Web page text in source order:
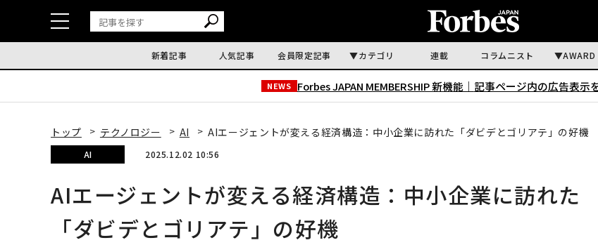
新着記事 人気記事 会員限定記事 カテゴリ 連載 コラムニスト AWARD
NEWS Forbes JAPAN MEMBERSHIP 新機能｜ 記事ページ内の広告表示
トップ テクノロジー AI AIエージェントが変える経済構造：中小企業に訪れた「ダビデとゴリアテ」の好機
AI 2025.12.02 10:56
AIエージェントが変える経済構造：中小企業に訪れた
「ダビデとゴリアテ」の好機